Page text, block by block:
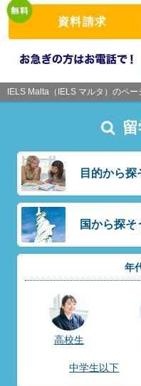
資料請求
IELS Malta（IELS マルタ）のペー
目的から探
国から探そ
年
高校生
中学生以下